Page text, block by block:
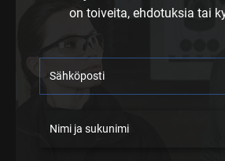
on toiveita, ehdotuksia tai